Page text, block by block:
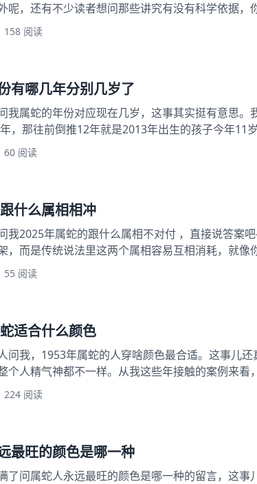
呢，还有不少读者想问那些讲究有没有科学依据，
。其实说白了就是图个心安，下面就跟大家聊聊蛇
助到大家了解属蛇本命年！ 一、属蛇36岁本命年要
158 阅读
有哪几年分别几岁了
我属蛇的年份对应现在几岁，这事其实挺有意思。
，那往前倒推12年就是2013年出生的孩子今年11
岁。往下排的话，1989年出生的35岁，1977年出
年出生的71岁，1941年出生的83岁，1929年出生
60 阅读
什么属相相冲
我2025年属蛇的跟什么属相不对付 ，直接说答案
，而是传统说法里这两个属相容易互相消耗，就像
于着火。 属蛇2025要点导读 一、蛇猪相冲的具体
同年份的特殊情况 四、化解的小窍门 五、看待属相
55 阅读
适合什么颜色
问我，1953年属蛇的人穿啥颜色最合适。这事儿
个人精气神都不一样。从我这些年接触的案例来看
特别高，不少人反馈说穿这些颜色确实感觉更顺当
典配色 二、不同场景的灵活切换 三、跟着节气换衣
224 阅读
最旺的颜色是哪一种
了问属蛇人永远最旺的颜色是哪一种的留言，这事